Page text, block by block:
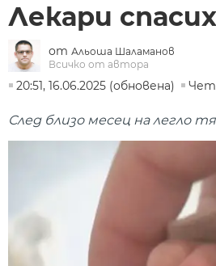
Лекари
от Альоша Шаламанов
Всичко от автора
20:51, 16.06.2025 (обновена)
След близо месец на легло